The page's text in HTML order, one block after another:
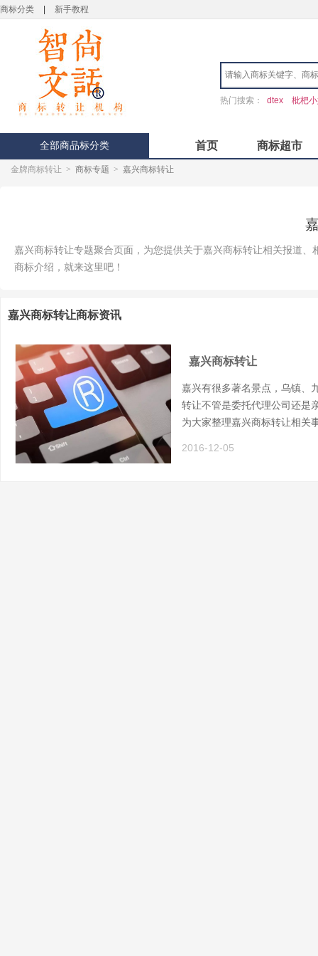
商标分类 新手教程
热门搜索： dtex 枇杷
全部商品标分类 首页 商标超市
金牌商标转让 > 商标专题 > 嘉兴商标转让
嘉兴商标转让专题聚合页面，为您提供关于嘉兴商标转让相关报道
商标介绍，就来这里吧！
嘉兴商标转让商标资讯
嘉兴商标转让
嘉兴有很多著名景点，乌镇、
转让不管是委托代理公司还是
为大家整理嘉兴商标转让相关
2016-12-05